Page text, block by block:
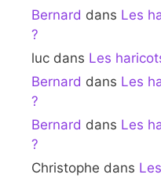
Bernard dans Les
?
luc dans Les
Bernard dans Les
?
Bernard dans Les
?
Christophe dans